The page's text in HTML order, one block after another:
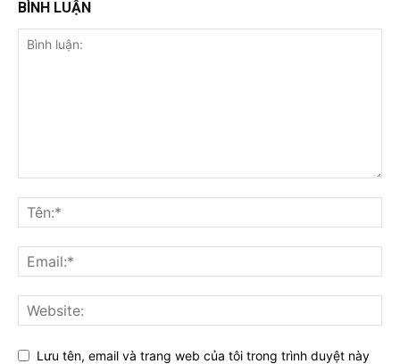
BÌNH LUẬN
Lưu tên, email và trang web của tôi trong trình duyệt này